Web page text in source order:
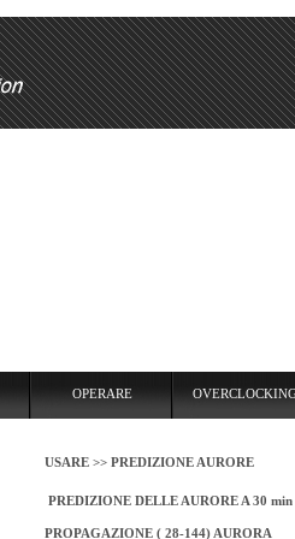
USARE >> PREDIZIONE AURORE
PREDIZIONE DELLE AURORE A 30 min
PROPAGAZIONE ( 28-144) AURORA
OPERARE